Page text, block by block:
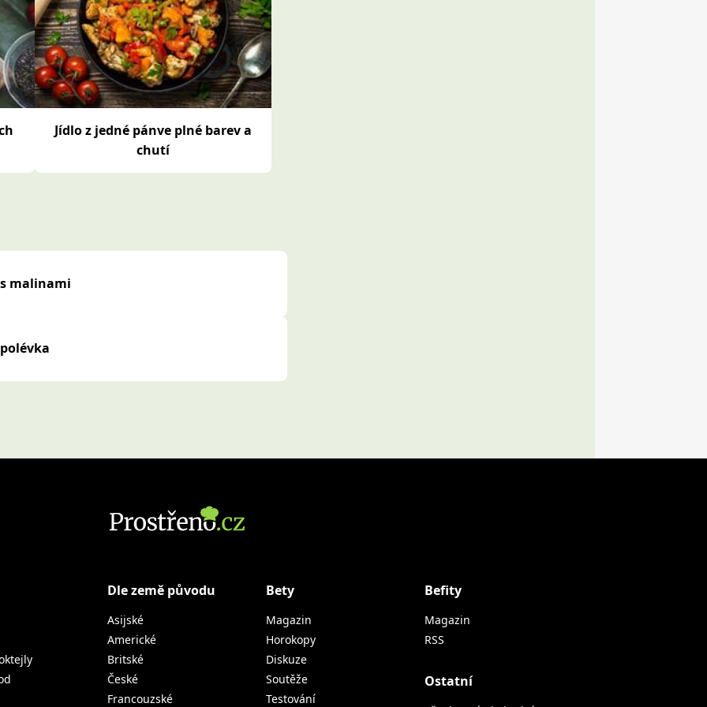
Jídlo z jedné pánve plné barev a
chutí
malinami
Dle země původu
Asijské
Americké
Britské
České
Francouzské
Bety
Magazin
Horokopy
Diskuze
Soutěže
Testování
Befity
Magazin
RSS
Ostatní